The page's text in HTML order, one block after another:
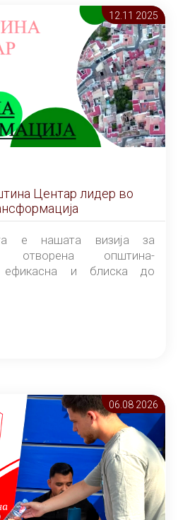
12.11 2025
Центар лидер во
е нашата визија за
општина-
ефикасна и блиска до
06.08 2026